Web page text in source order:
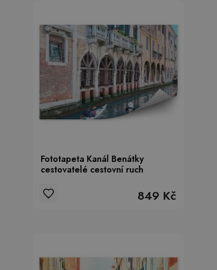
Fototapeta Kanál Benátky
cestovatelé cestovní ruch
849 Kč